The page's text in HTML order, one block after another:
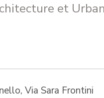
et
Via Sara Frontini